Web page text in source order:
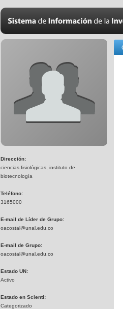
Dirección:
ciencias fisiológicas, instituto de
biotecnología
Teléfono:
3165000
E-mail de Líder de Grupo:
oacostal@unal.edu.co
E-mail de Grupo:
oacostal@unal.edu.co
Estado UN:
Activo
Estado en Scienti:
Categorizado